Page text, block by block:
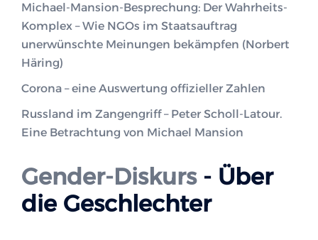
Michael-Mansion-Besprechung: Der Wahrheits-
Komplex – Wie NGOs im Staatsauftrag
unerwünschte Meinungen bekämpfen (Norbert
Häring)
Corona – eine Auswertung offizieller Zahlen
Russland im Zangengriff – Peter Scholl-Latour.
Eine Betrachtung von Michael Mansion
Gender-Diskurs- Über
die Geschlechter